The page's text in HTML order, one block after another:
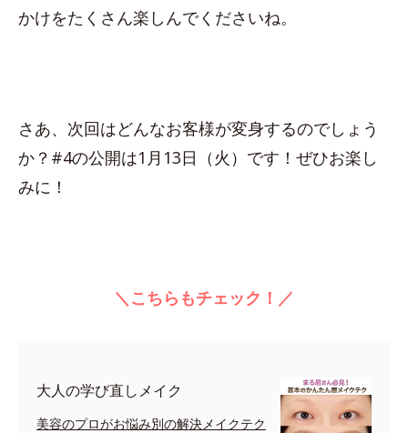
かけをたくさん楽しんでくださいね。
さあ、次回はどんなお客様が変身するのでしょう
か？#4の公開は1月13日（火）です！ぜひお楽し
みに！
＼こちらもチェック！／
大人の学び直しメイク
美容のプロがお悩み別の解決メイクテク